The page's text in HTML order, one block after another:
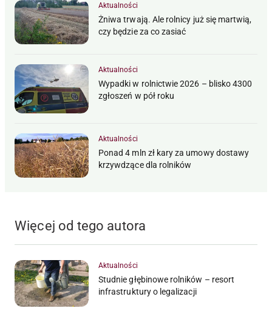
Aktualności
Żniwa trwają. Ale rolnicy już się martwią,
czy będzie za co zasiać
Aktualności
Wypadki w rolnictwie 2026 – blisko 4300
zgłoszeń w pół roku
Aktualności
Ponad 4 mln zł kary za umowy dostawy
krzywdzące dla rolników
Więcej od tego autora
Aktualności
Studnie głębinowe rolników – resort
infrastruktury o legalizacji